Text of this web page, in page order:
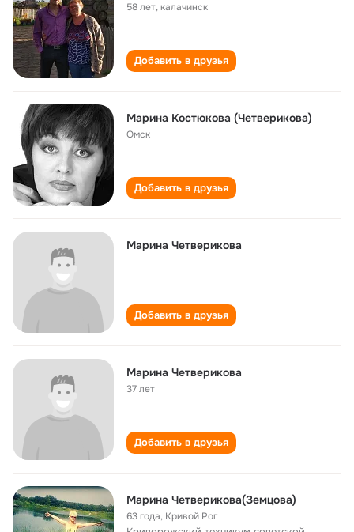
58 лет,калачинск
Добавить в друзья
Марина Костюкова (Четверикова)
Омск
Добавить в друзья
Марина Четверикова
Добавить в друзья
Марина Четверикова
37 лет
Добавить в друзья
Марина Четверикова(Земцова)
63 года, Кривой Рог